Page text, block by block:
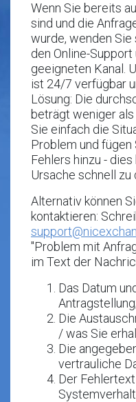
Wenn Sie bereits
sind und die
wurde, wenden
den Online-
geeigneten Kanal.
ist 24/7 verfügbar
Lösung: Die
beträgt weniger
Sie einfach die
Problem und
Fehlers hinzu -
Ursache schnell zu
Alternativ können
kontaktieren:
"Problem mit
im Text der
Das Datum
Antragstellung;
Die
/ was Sie
Die
vertrauliche
Der